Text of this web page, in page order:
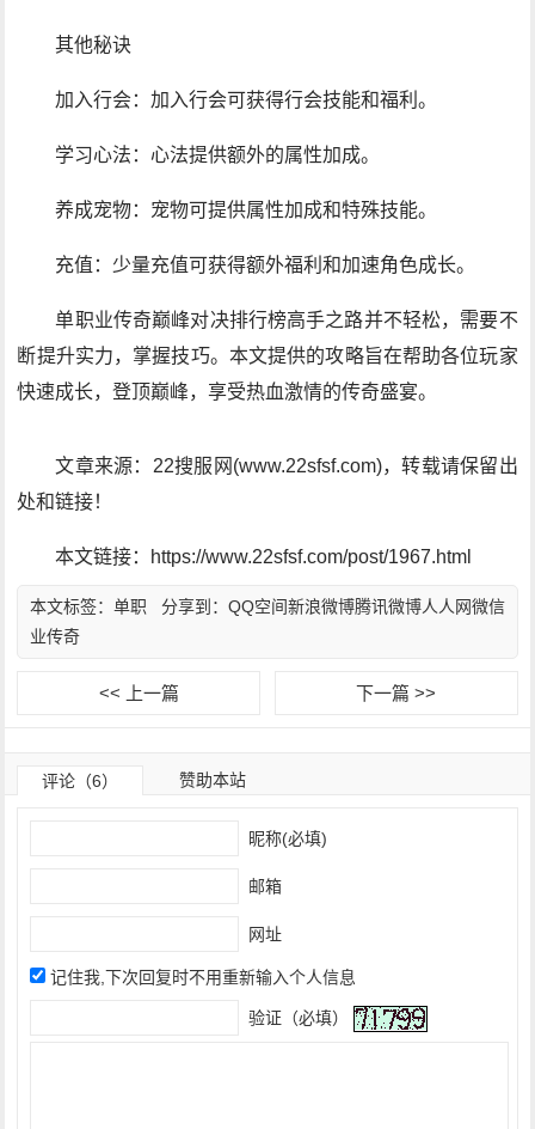
其他秘诀
加入行会：加入行会可获得行会技能和福利。
学习心法：心法提供额外的属性加成。
养成宠物：宠物可提供属性加成和特殊技能。
充值：少量充值可获得额外福利和加速角色成长。
单职业传奇巅峰对决排行榜高手之路并不轻松，需要不
断提升实力，掌握技巧。本文提供的攻略旨在帮助各位玩家
快速成长，登顶巅峰，享受热血激情的传奇盛宴。
文章来源：22搜服网(www.22sfsf.com)，转载请保留出
处和链接！
本文链接：https://www.22sfsf.com/post/1967.html
分享到： QQ空间新浪微博腾讯微博人人网微信
本文标签：单职
业传奇
<< 上一篇 下一篇 >>
评论（6） 赞助本站
昵称(必填)
邮箱
网址
记住我,下次回复时不用重新输入个人信息
验证（必填）